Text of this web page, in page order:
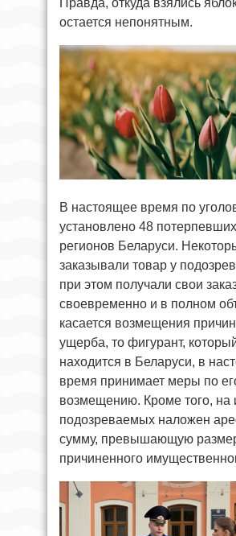
Правда, откуда взялись
остается непонятным.
В настоящее время по
установлено 48
регионов Беларуси.
заказывали товар у
при этом получали свои
своевременно и в полном
касается возмещения
ущерба, то фигурант,
находится в Беларуси, в
время принимает меры по
возмещению. Кроме того, на
подозреваемых наложен
сумму, превышающую
причиненного